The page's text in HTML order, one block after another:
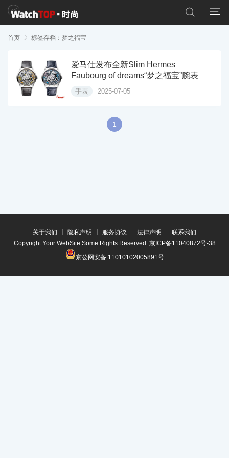


首页  标签存档：梦之福宝
爱马仕发布全新Slim Hermes
Faubourg of dreams“梦之福宝”腕表
手表 2025-07-05
1
关于我们 隐私声明 服务协议 法律声明
联系我们
Copyright Your WebSite.Some Rights Reserved. 京ICP备11040872号-38
京公网安备 11010102005891号